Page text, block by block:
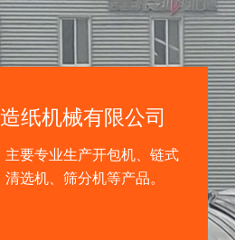
纸机械有限公司
主要专业生产开包机、链式
选机、筛分机等产品。